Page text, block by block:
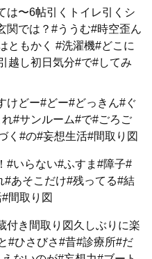
は〜6帖引くトイレ引くシ
関では？#ううむ#時空歪ん
ともかく #洗濯機#どこに
越し初日気分#で#してみ
けどー#どー#どっきん#ぐ
#サンルーム#で#ごろご
く#の#妄想生活#間取り図
#いらない#ふすま#障子#
#あそこだけ#残ってる#結
間取り図
付き間取り図久しぶりに楽
#ひさびさ#昔#診療所#だ